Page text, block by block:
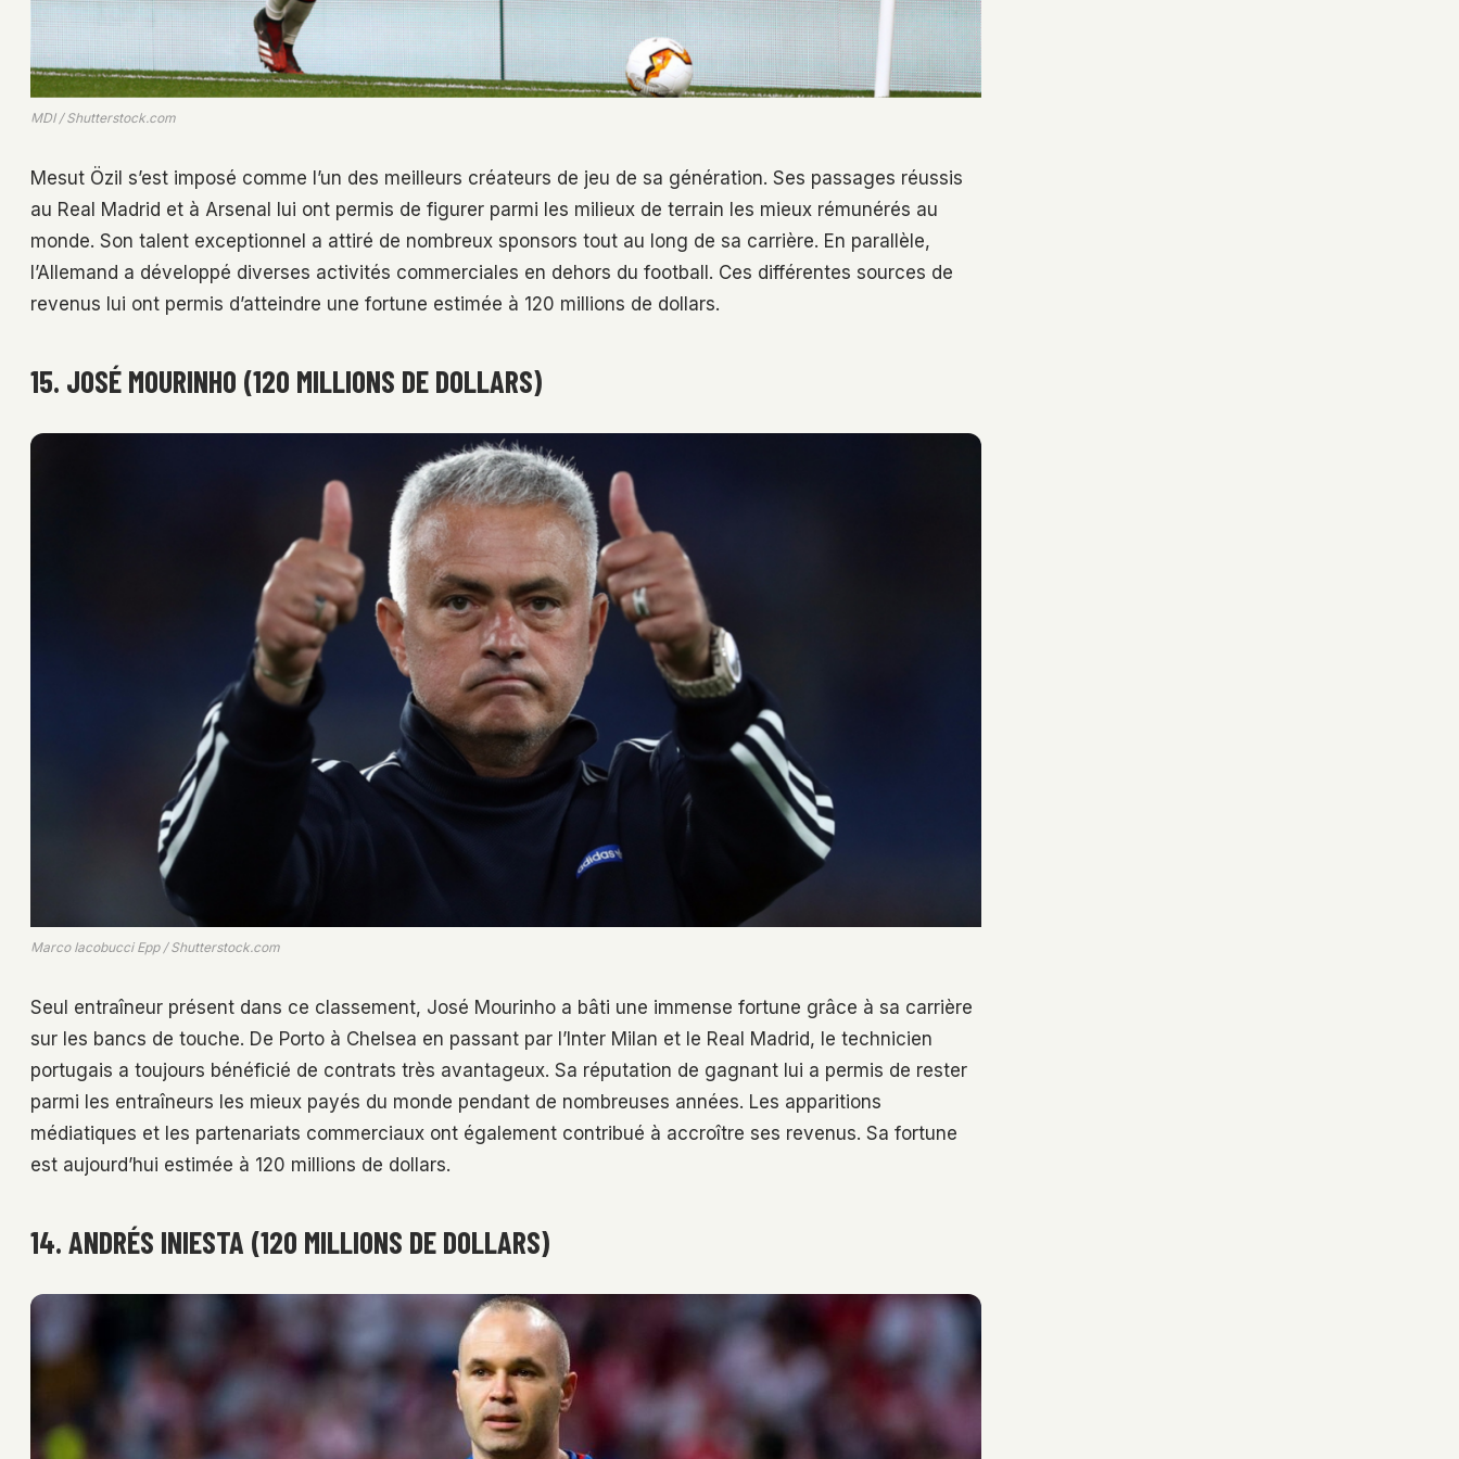
MDI / Shutterstock.com
Mesut Özil s’est imposé comme l’un des meilleurs créateurs de jeu de sa génération. Ses passages réussis
au Real Madrid et à Arsenal lui ont permis de figurer parmi les milieux de terrain les mieux rémunérés au
monde. Son talent exceptionnel a attiré de nombreux sponsors tout au long de sa carrière. En parallèle,
l’Allemand a développé diverses activités commerciales en dehors du football. Ces différentes sources de
revenus lui ont permis d’atteindre une fortune estimée à 120 millions de dollars.
15. JOSÉ MOURINHO (120 MILLIONS DE DOLLARS)
Marco Iacobucci Epp / Shutterstock.com
Seul entraîneur présent dans ce classement, José Mourinho a bâti une immense fortune grâce à sa carrière
sur les bancs de touche. De Porto à Chelsea en passant par l’Inter Milan et le Real Madrid, le technicien
portugais a toujours bénéficié de contrats très avantageux. Sa réputation de gagnant lui a permis de rester
parmi les entraîneurs les mieux payés du monde pendant de nombreuses années. Les apparitions
médiatiques et les partenariats commerciaux ont également contribué à accroître ses revenus. Sa fortune
est aujourd’hui estimée à 120 millions de dollars.
14. ANDRÉS INIESTA (120 MILLIONS DE DOLLARS)